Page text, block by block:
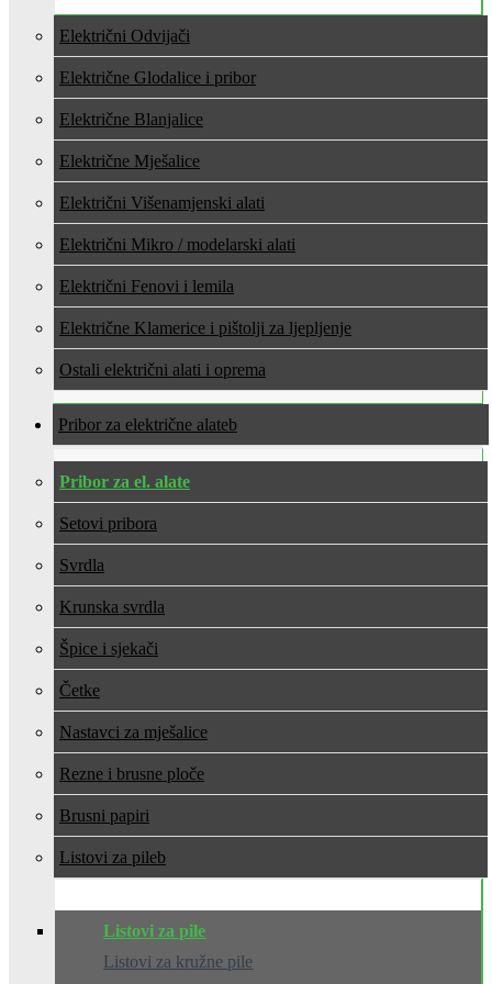
Električni Odvijači
Električne Glodalice i pribor
Električne Blanjalice
Električne Mješalice
Električni Višenamjenski alati
Električni Mikro / modelarski alati
Električni Fenovi i lemila
Električne Klamerice i pištolji za ljepljenje
Ostali električni alati i oprema
Pribor za električne alate
Pribor za el. alate
Setovi pribora
Svrdla
Krunska svrdla
Špice i sjekači
Četke
Nastavci za mješalice
Rezne i brusne ploče
Brusni papiri
Listovi za pile
Listovi za pile
Listovi za kružne pile